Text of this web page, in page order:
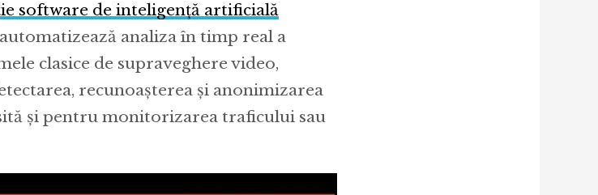
software de inteligență artificială
analiza în timp real a
clasice de supraveghere video,
recunoașterea și anonimizarea
și pentru monitorizarea traficului sau